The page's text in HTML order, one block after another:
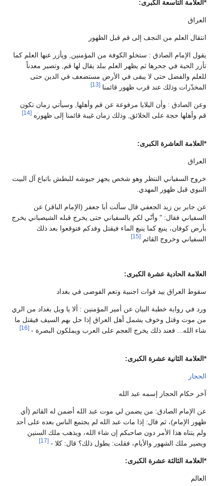
*العلامة التاسعة الكبرى:
العراق
انتقال العلم من النجف إلى قم قبل الظهور
يقول الإمام الصادق : ستخلو الكوفة من المؤمنين, ويأزر عنها العلم كما
تأزر الحية في جحرها ثم يظهر العلم ببلد يقال لها قم, وتصير معدناً
للعلم والفضل حتى لا يبقى في الأرض مستضعف في الدين حتى
المخدّرات وذلك عند قرب ظهور قائمنا [13]
وعن الصادق : وأن البلايا مرفوعة عن قم وأهلها, وسيأتي زمان تكون
قم وأهلها حجة على الخلائق, وذلك زمان غيبة قائمنا إلى ظهوره [14]
*العلامة العاشرة الكبرى:
العراق
خروج السفياني النتظر وهو شخص يجهز جيوشه للبطش باتباع آل البيت
النبوي قبل ظهور المهدي.
عن جابر بن زيد الجعفي قال سألت أبا جعفر (الإمام الباقر) عن
السفياني فقال: " وأنّي لكم بالسفياني حتى يخرج قبله الشيصباني يخرج
بأرض كوفان، ينبع كما ينبع الماء فيقتل وفدكم فتوقعوا بعد ذلك
السفياني وخروج القائم [15]
العلامة الحادية عشرة الكبرى:
سقوط العراق بيد قوات اجنبية وتعم الفوضى في بغداد
ورد في رواية خطبة البيان عن أمير المؤمنين : ألا يا ويل بغداد من الري
من موت وقتل وخوف يشمل أهل العراق إذا حل بهم السيف فيقتل ما
شاء الله... فعند ذلك يخرج العجم على العرب ويملكون البصرة - [16]
*العلامة الثانية عشرة الكبرى:
الحجاز
آخر حكام الحجاز إسمه عبد الله
عن الإمام الصادق: من يضمن لي موت عبد الله أضمن له القائم (أي
ظهور الإمام)، ثم قال: إذا مات عبد الله لم يجتمع الناس بعده على أحد
ولم يتناه هذا الأمر دون صاحبكم إن شاء الله، ويذهب ملك السنين
ويصير ملك الشهور والأيام، فقلت: يطول ذلك؟ قال: كلا - [17]
*العلامة الثالثة عشرة الكبرى:
العالم